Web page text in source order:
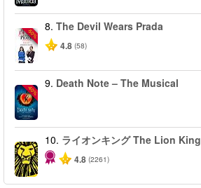
-50%
8. The Devil Wears Prada
4.8 (58)
-40%
9. Death Note – The Musical
10. ライオンキング The Lion King
4.8 (2261)